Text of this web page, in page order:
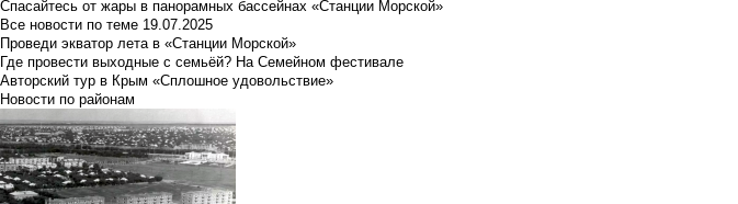
Спасайтесь от жары в панорамных бассейнах «Станции Морской»
Все новости по теме 19.07.2025
Проведи экватор лета в «Станции Морской»
Где провести выходные с семьёй? На Семейном фестивале
Авторский тур в Крым «Сплошное удовольствие»
Новости по районам